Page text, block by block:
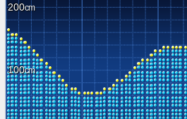
200
100